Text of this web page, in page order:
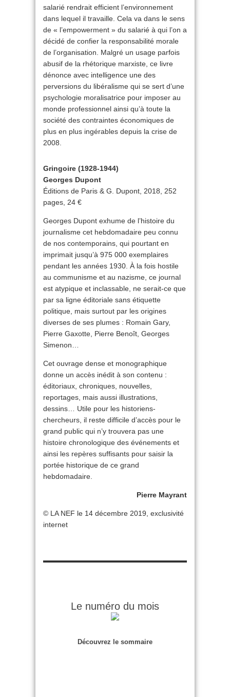
salarié rendrait efficient l’environnement
dans lequel il travaille. Cela va dans le sens
de « l’empowerment » du salarié à qui l’on a
décidé de confier la responsabilité morale
de l’organisation. Malgré un usage parfois
abusif de la rhétorique marxiste, ce livre
dénonce avec intelligence une des
perversions du libéralisme qui se sert d’une
psychologie moralisatrice pour imposer au
monde professionnel ainsi qu’à toute la
société des contraintes économiques de
plus en plus ingérables depuis la crise de
2008.
Gringoire (1928-1944)
Georges Dupont
Éditions de Paris & G. Dupont, 2018, 252
pages, 24 €
Georges Dupont exhume de l’histoire du
journalisme cet hebdomadaire peu connu
de nos contemporains, qui pourtant en
imprimait jusqu’à 975 000 exemplaires
pendant les années 1930. À la fois hostile
au communisme et au nazisme, ce journal
est atypique et inclassable, ne serait-ce que
par sa ligne éditoriale sans étiquette
politique, mais surtout par les origines
diverses de ses plumes : Romain Gary,
Pierre Gaxotte, Pierre Benoît, Georges
Simenon…
Cet ouvrage dense et monographique
donne un accès inédit à son contenu :
éditoriaux, chroniques, nouvelles,
reportages, mais aussi illustrations,
dessins… Utile pour les historiens-
chercheurs, il reste difficile d’accès pour le
grand public qui n’y trouvera pas une
histoire chronologique des événements et
ainsi les repères suffisants pour saisir la
portée historique de ce grand
hebdomadaire.
Pierre Mayrant
© LA NEF le 14 décembre 2019, exclusivité
internet
Le numéro du mois
Découvrez le sommaire